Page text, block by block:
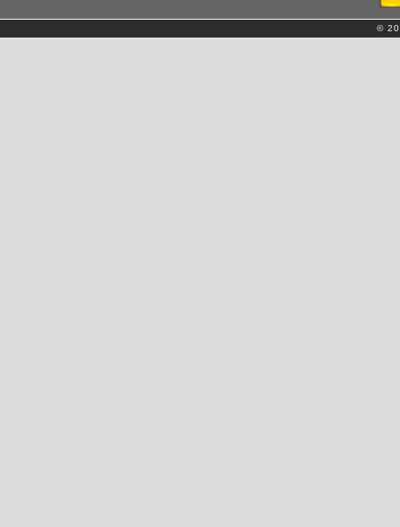
©